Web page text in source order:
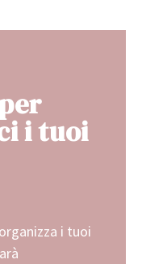
i tuoi
organizza i tuoi